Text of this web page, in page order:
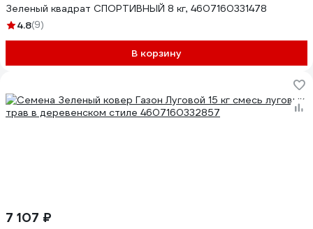
Зеленый квадрат СПОРТИВНЫЙ 8 кг, 4607160331478
4.8(9)
В корзину
7 107 ₽